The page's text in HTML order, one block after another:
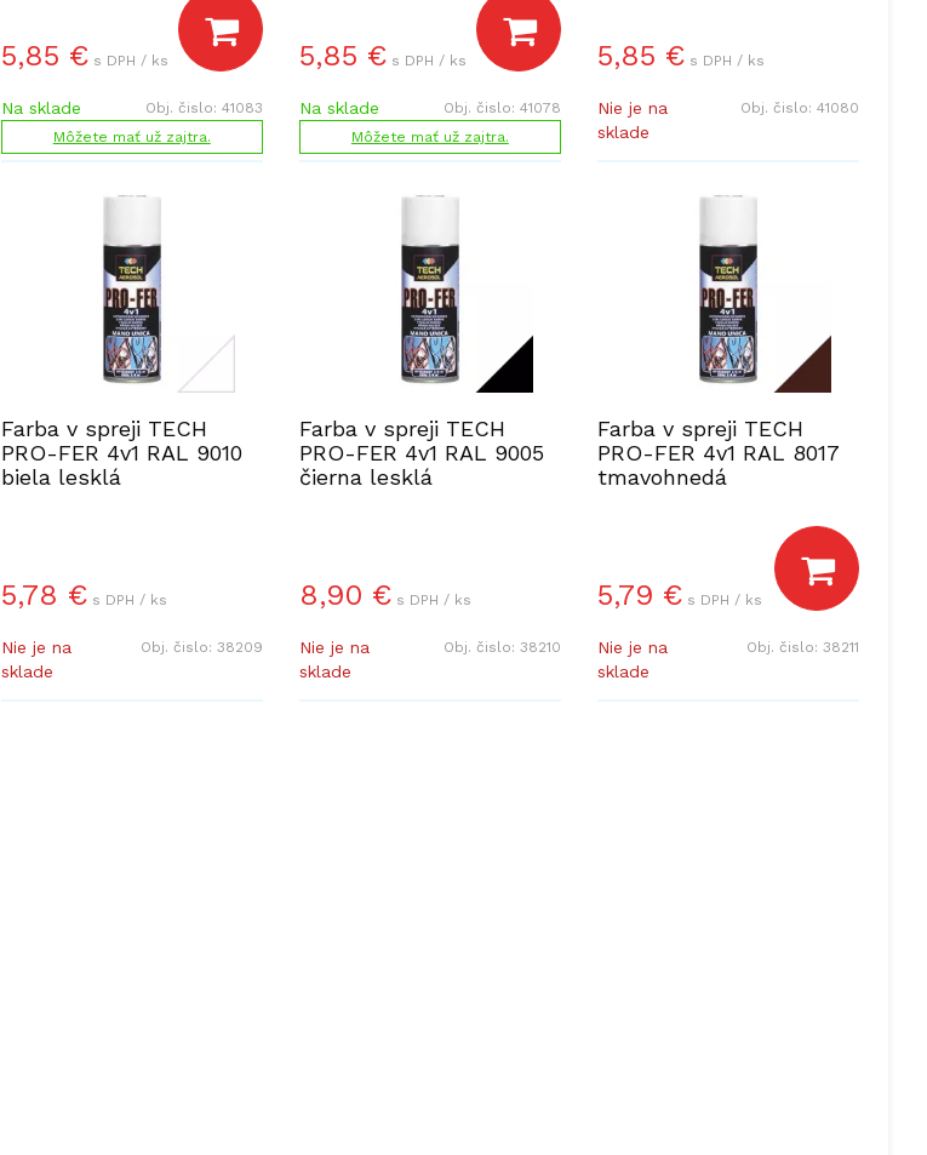
5,85 € s DPH / ks
Na sklade Obj. čislo: 41083
Môžete mať už zajtra.
5,85 € s DPH / ks
Na sklade Obj. čislo: 41078
Môžete mať už zajtra.
5,85 € s DPH / ks
Nie je na
sklade
Obj. čislo: 41080
Farba v spreji TECH
PRO-FER 4v1 RAL 9010
biela lesklá
5,78 € s DPH / ks
Nie je na
sklade
Obj. čislo: 38209
Farba v spreji TECH
PRO-FER 4v1 RAL 9005
čierna lesklá
8,90 € s DPH / ks
Nie je na
sklade
Obj. čislo: 38210
Farba v spreji TECH
PRO-FER 4v1 RAL 8017
tmavohnedá
5,79 € s DPH / ks
Nie je na
sklade
Obj. čislo: 38211